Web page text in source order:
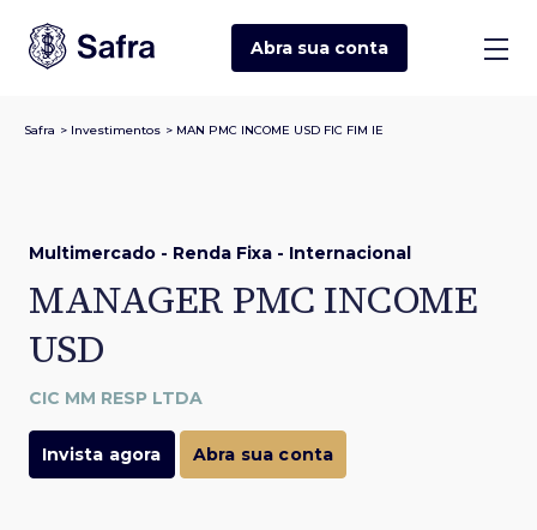
Abra sua conta
Safra > Investimentos > MAN PMC INCOME USD FIC FIM IE
Multimercado - Renda Fixa - Internacional
MANAGER PMC INCOME
USD
CIC MM RESP LTDA
Invista agora Abra sua conta